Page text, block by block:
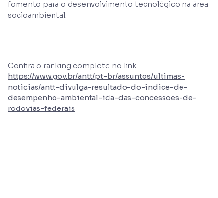
fomento para o desenvolvimento tecnológico na área
socioambiental.
Confira o ranking completo no link:
https://www.gov.br/antt/pt-br/assuntos/ultimas-
noticias/antt-divulga-resultado-do-indice-de-
desempenho-ambiental-ida-das-concessoes-de-
rodovias-federais